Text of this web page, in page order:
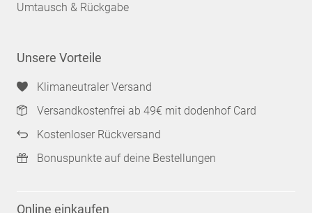
Umtausch & Rückgabe
Unsere Vorteile
Klimaneutraler Versand
Versandkostenfrei ab 49€ mit dodenhof Card
Kostenloser Rückversand
Bonuspunkte auf deine Bestellungen
Online einkaufen